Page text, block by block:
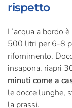
rispetto
L’acqua a bordo
500 litri per 6-8
rifornimento.
insapona, riapri
minuti come a
le docce lunghe,
la prassi.